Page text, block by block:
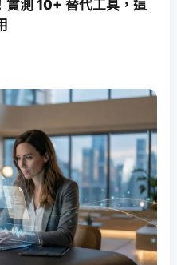
測 10+ 替代工具，這